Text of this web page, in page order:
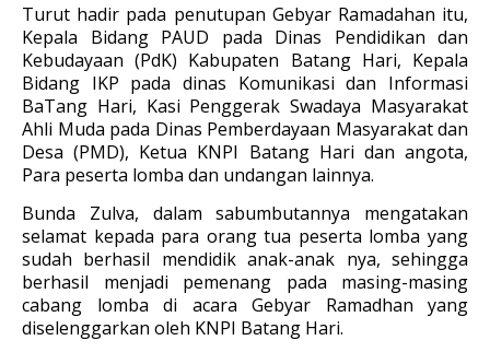
Turut hadir pada penutupan Gebyar Ramadahan itu,
Kepala Bidang PAUD pada Dinas Pendidikan dan
Kebudayaan (PdK) Kabupaten Batang Hari, Kepala
Bidang IKP pada dinas Komunikasi dan Informasi
BaTang Hari, Kasi Penggerak Swadaya Masyarakat
Ahli Muda pada Dinas Pemberdayaan Masyarakat dan
Desa (PMD), Ketua KNPI Batang Hari dan angota,
Para peserta lomba dan undangan lainnya.
Bunda Zulva, dalam sabumbutannya mengatakan
selamat kepada para orang tua peserta lomba yang
sudah berhasil mendidik anak-anak nya, sehingga
berhasil menjadi pemenang pada masing-masing
cabang lomba di acara Gebyar Ramadhan yang
diselenggarkan oleh KNPI Batang Hari.